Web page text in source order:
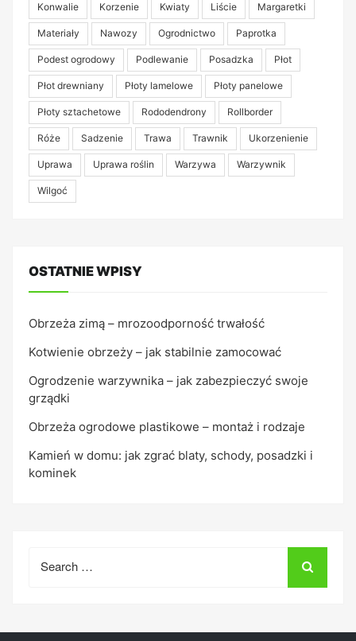
Konwalie Korzenie Kwiaty Liście Margaretki
Materiały Nawozy Ogrodnictwo Paprotka
Podest ogrodowy Podlewanie Posadzka Płot
Płot drewniany Płoty lamelowe Płoty panelowe
Płoty sztachetowe Rododendrony Rollborder
Róże Sadzenie Trawa Trawnik Ukorzenienie
Uprawa Uprawa roślin Warzywa Warzywnik
Wilgoć
OSTATNIE WPISY
Obrzeża zimą – mrozoodporność trwałość
Kotwienie obrzeży – jak stabilnie zamocować
Ogrodzenie warzywnika – jak zabezpieczyć swoje
grządki
Obrzeża ogrodowe plastikowe – montaż i rodzaje
Kamień w domu: jak zgrać blaty, schody, posadzki i
kominek
for: